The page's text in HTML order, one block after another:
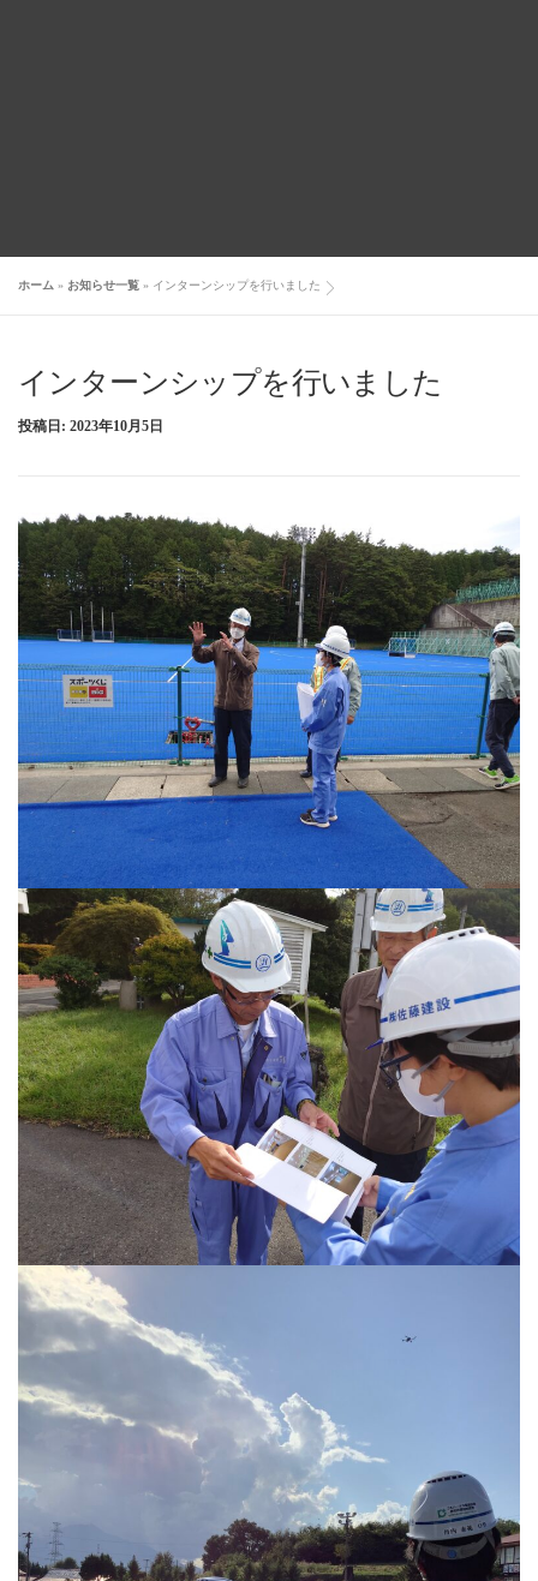
ホーム » お知らせ一覧 » インターンシップを行いました
インターンシップを行いました
投稿日: 2023年10月5日